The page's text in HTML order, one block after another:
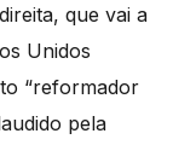
que vai a
Unidos
“reformador
pela